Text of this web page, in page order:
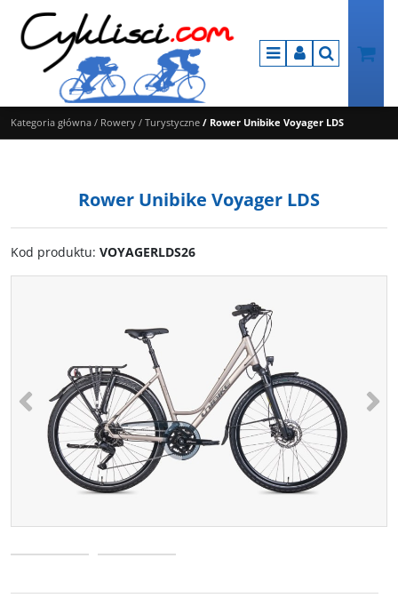
MenuPanelSzukaj
Kategoria główna / Rowery / Turystyczne / Rower Unibike Voyager LDS
Rower Unibike Voyager LDS
Kod produktu: VOYAGERLDS26
<